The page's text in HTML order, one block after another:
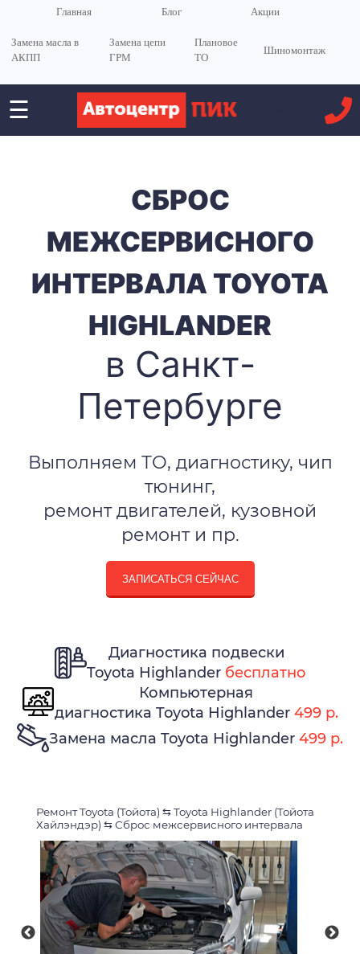
Главная Блог Акции
Замена масла в
АКПП
Замена цепи
ГРМ
Плановое
ТО
Шиномонтаж
☰
СБРОС
МЕЖСЕРВИСНОГО
ИНТЕРВАЛА TOYOTA
HIGHLANDER
в Санкт-
Петербурге
Выполняем ТО, диагностику, чип
тюнинг,
ремонт двигателей, кузовной
ремонт и пр.
ЗАПИСАТЬСЯ СЕЙЧАС
Диагностика подвески
Toyota Highlander бесплатно
Компьютерная
диагностика Toyota Highlander 499 р.
Замена масла Toyota Highlander 499 р.
Ремонт Toyota (Тойота) ⇆Toyota Highlander (Тойота
Хайлэндэр) ⇆Сброс межсервисного интервала